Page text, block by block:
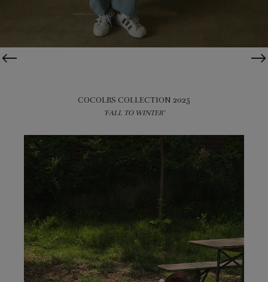
COCOLRS COLLECTION 2025
'FALL TO WINTER'